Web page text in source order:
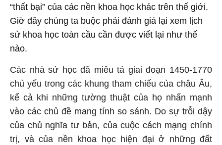
“thất bại” của các nền khoa học khác trên thế giới.
Giờ đây chúng ta buộc phải đánh giá lại xem lịch
sử khoa học toàn cầu cần được viết lại như thế
nào.
Các nhà sử học đã miêu tả giai đoạn 1450-1770
chủ yếu trong các khung tham chiếu của châu Âu,
kể cả khi những tường thuật của họ nhấn mạnh
vào các chủ đề mang tính so sánh. Do sự trỗi dậy
của chủ nghĩa tư bản, của cuộc cách mạng chính
trị, và của nền khoa học hiện đại ở những đất